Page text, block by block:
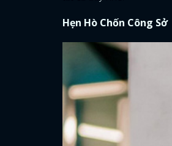
Hẹn Hò Chốn Công Sở